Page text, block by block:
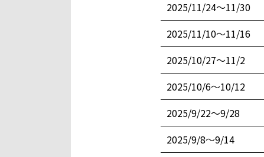
2025/11/24〜11/30
2025/11/10〜11/16
2025/10/27〜11/2
2025/10/6〜10/12
2025/9/22〜9/28
2025/9/8〜9/14